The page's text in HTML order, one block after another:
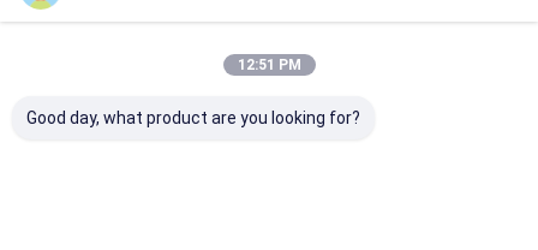
12:51 PM
Good day, what product are you looking for?